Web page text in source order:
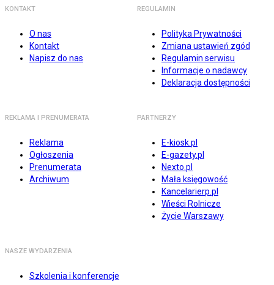
KONTAKT
O nas
Kontakt
Napisz do nas
REGULAMIN
Polityka Prywatności
Zmiana ustawień zgód
Regulamin serwisu
Informacje o nadawcy
Deklaracja dostępności
REKLAMA I PRENUMERATA
Reklama
Ogłoszenia
Prenumerata
Archiwum
PARTNERZY
E-kiosk.pl
E-gazety.pl
Nexto.pl
Mała księgowość
Kancelarierp.pl
Wieści Rolnicze
Życie Warszawy
NASZE WYDARZENIA
Szkolenia i konferencje